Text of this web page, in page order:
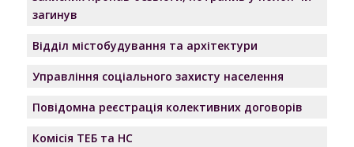
загинув
Відділ містобудування та архітектури
Управління соціального захисту населення
Повідомна реєстрація колективних договорів
Комісія ТЕБ та НС